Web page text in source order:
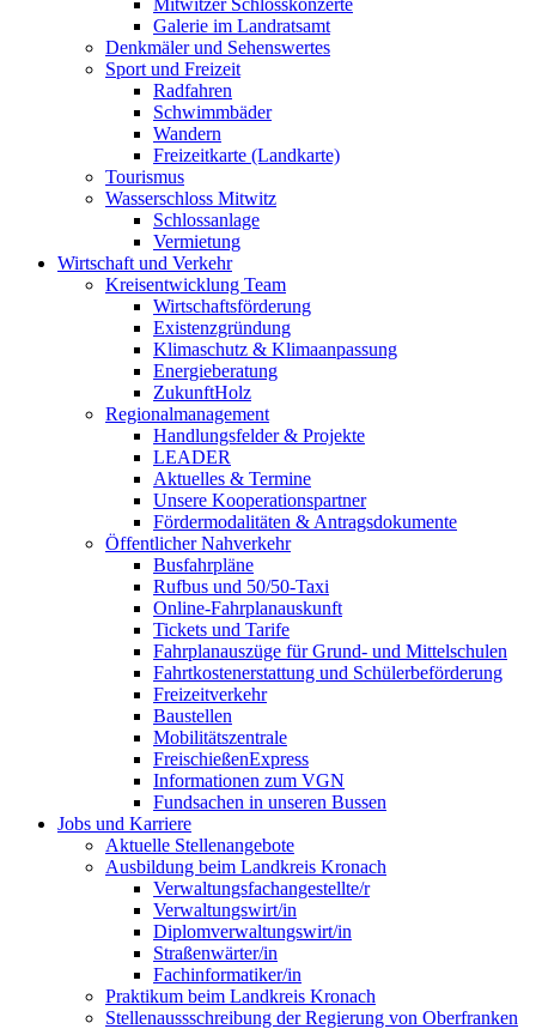
Mitwitzer Schlosskonzerte
Galerie im Landratsamt
Denkmäler und Sehenswertes
Sport und Freizeit
Radfahren
Schwimmbäder
Wandern
Freizeitkarte (Landkarte)
Tourismus
Wasserschloss Mitwitz
Schlossanlage
Vermietung
Wirtschaft und Verkehr
Kreisentwicklung Team
Wirtschaftsförderung
Existenzgründung
Klimaschutz & Klimaanpassung
Energieberatung
ZukunftHolz
Regionalmanagement
Handlungsfelder & Projekte
LEADER
Aktuelles & Termine
Unsere Kooperationspartner
Fördermodalitäten & Antragsdokumente
Öffentlicher Nahverkehr
Busfahrpläne
Rufbus und 50/50-Taxi
Online-Fahrplanauskunft
Tickets und Tarife
Fahrplanauszüge für Grund- und Mittelschulen
Fahrtkostenerstattung und Schülerbeförderung
Freizeitverkehr
Baustellen
Mobilitätszentrale
FreischießenExpress
Informationen zum VGN
Fundsachen in unseren Bussen
Jobs und Karriere
Aktuelle Stellenangebote
Ausbildung beim Landkreis Kronach
Verwaltungsfachangestellte/r
Verwaltungswirt/in
Diplomverwaltungswirt/in
Straßenwärter/in
Fachinformatiker/in
Praktikum beim Landkreis Kronach
Stellenaussschreibung der Regierung von Oberfranken